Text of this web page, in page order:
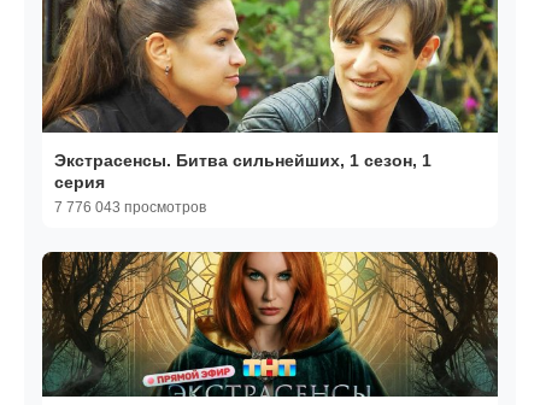
Экстрасенсы. Битва сильнейших, 1 сезон, 1
серия
7 776 043 просмотров